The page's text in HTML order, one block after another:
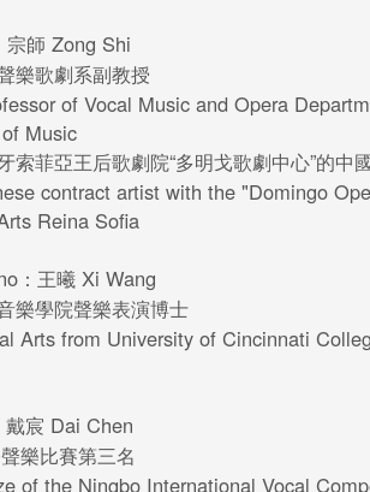
宗師 Zong Shi
樂歌劇系副教授
of Vocal Music and Opera
Music
索菲亞王后歌劇院“多明戈歌劇中心”的中
contract artist with the "Domingo
Reina Sofia
：王曦 Xi Wang
樂學院聲樂表演博士
Arts from University of Cincinnati
戴宸 Dai Chen
樂比賽第三名
of the Ningbo International Vocal